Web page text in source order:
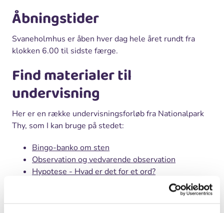
Åbningstider
Svaneholmhus er åben hver dag hele året rundt fra
klokken 6.00 til sidste færge.
Find materialer til
undervisning
Her er en række undervisningsforløb fra Nationalpark
Thy, som I kan bruge på stedet:
Bingo-banko om sten
Observation og vedvarende observation
Hypotese - Hvad er det for et ord?